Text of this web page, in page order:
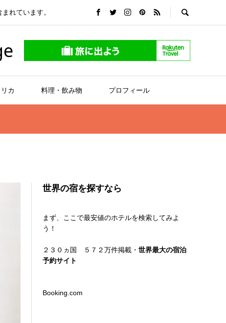
れています。
カ 料理・飲み物 プロフィール
世界の宿を探すなら
まず、ここで最安値のホテルを検索してみよ
う！
２３０ヵ国 ５７２万件掲載・世界最大の宿泊
予約サイト
Booking.com